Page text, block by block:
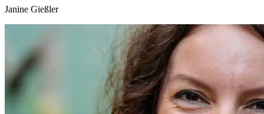
Janine Gießler